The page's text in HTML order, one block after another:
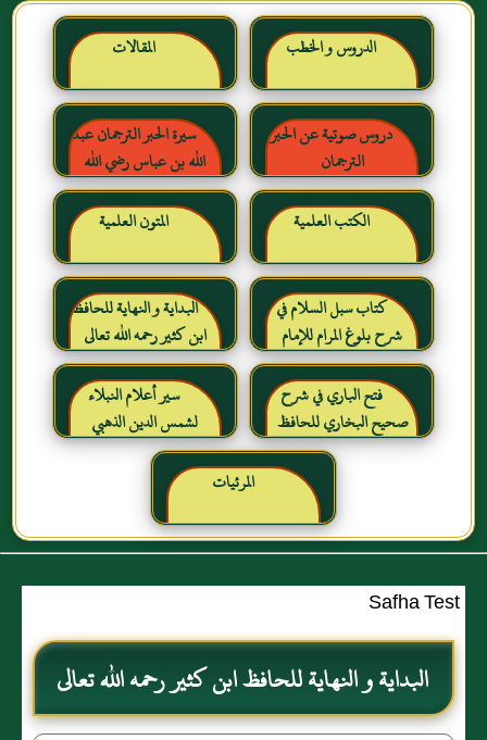
الدروس و الخطب المقالات
دروس صوتية عن الحبر
الترجمان
سيرة الحبر الترجمان عبد
الله بن عباس رضي الله
عنهما
الكتب العلمية
المتون العلمية
كتاب سبل السلام في
شرح بلوغ المرام للإمام
الصنعاني رحمه الله
البداية و النهاية للحافظ
ابن كثير رحمه الله تعالى
فتح الباري في شرح
صحيح البخاري للحافظ
ابن حجر العسقلاني
سير أعلام النبلاء
لشمس الدين الذهبي
المرئيات
Safha Test
البداية و النهاية للحافظ ابن كثير رحمه الله تعالى